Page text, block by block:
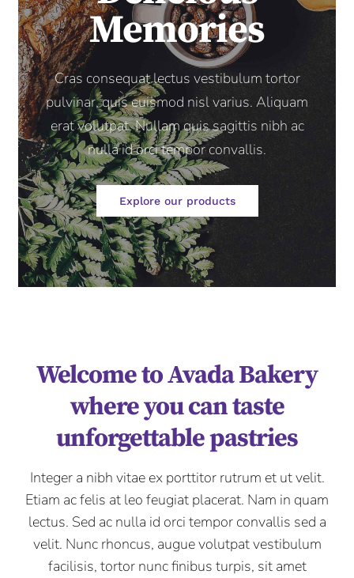
Memories
Cras consequat lectus vestibulum tortor
pulvinar, quis euismod nisl varius. Aliquam
erat volutpat. Nullam quis sagittis nibh ac
nulla id orci tempor convallis.
Explore our products
Welcome to Avada Bakery
where you can taste
unforgettable pastries
Integer a nibh vitae ex porttitor rutrum et ut velit.
Etiam ac felis at leo feugiat placerat. Nam in quam
lectus. Sed ac nulla id orci tempor convallis sed a
velit. Nunc rhoncus, augue volutpat vestibulum
facilisis, tortor nunc finibus turpis, sit amet